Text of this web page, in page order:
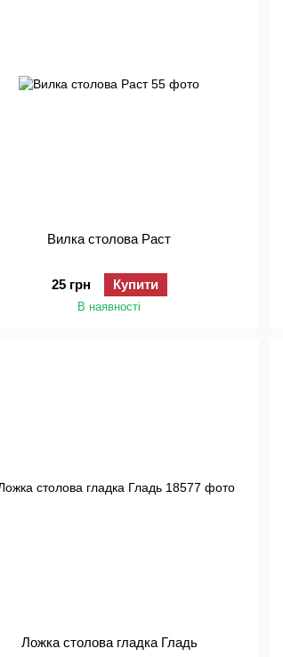
Вилка столова Раст
25 грн Купити
В наявності
Ложка столова гладка Гладь